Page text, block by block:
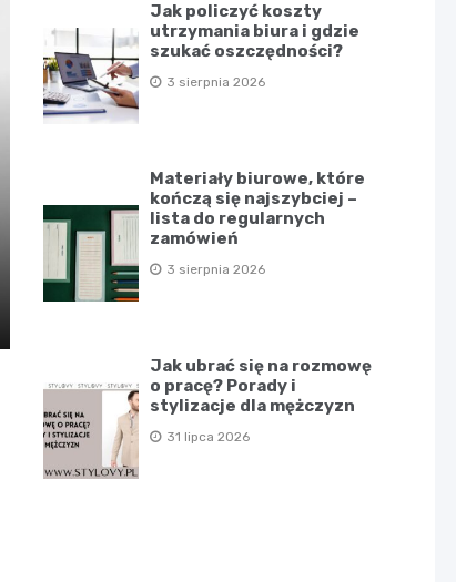
Jak policzyć koszty
utrzymania biura i gdzie
szukać oszczędności?
3 sierpnia 2026
Materiały biurowe, które
kończą się najszybciej –
lista do regularnych
zamówień
3 sierpnia 2026
Jak ubrać się na rozmowę
o pracę? Porady i
stylizacje dla mężczyzn
31 lipca 2026